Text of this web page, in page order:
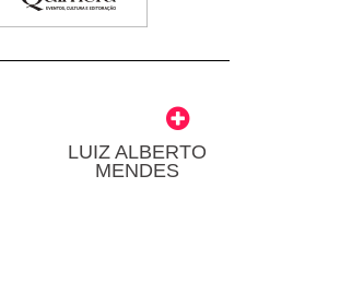
LUIZ ALBERTO
MENDES